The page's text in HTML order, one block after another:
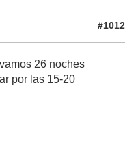
#1012
26 noches
por las 15-20